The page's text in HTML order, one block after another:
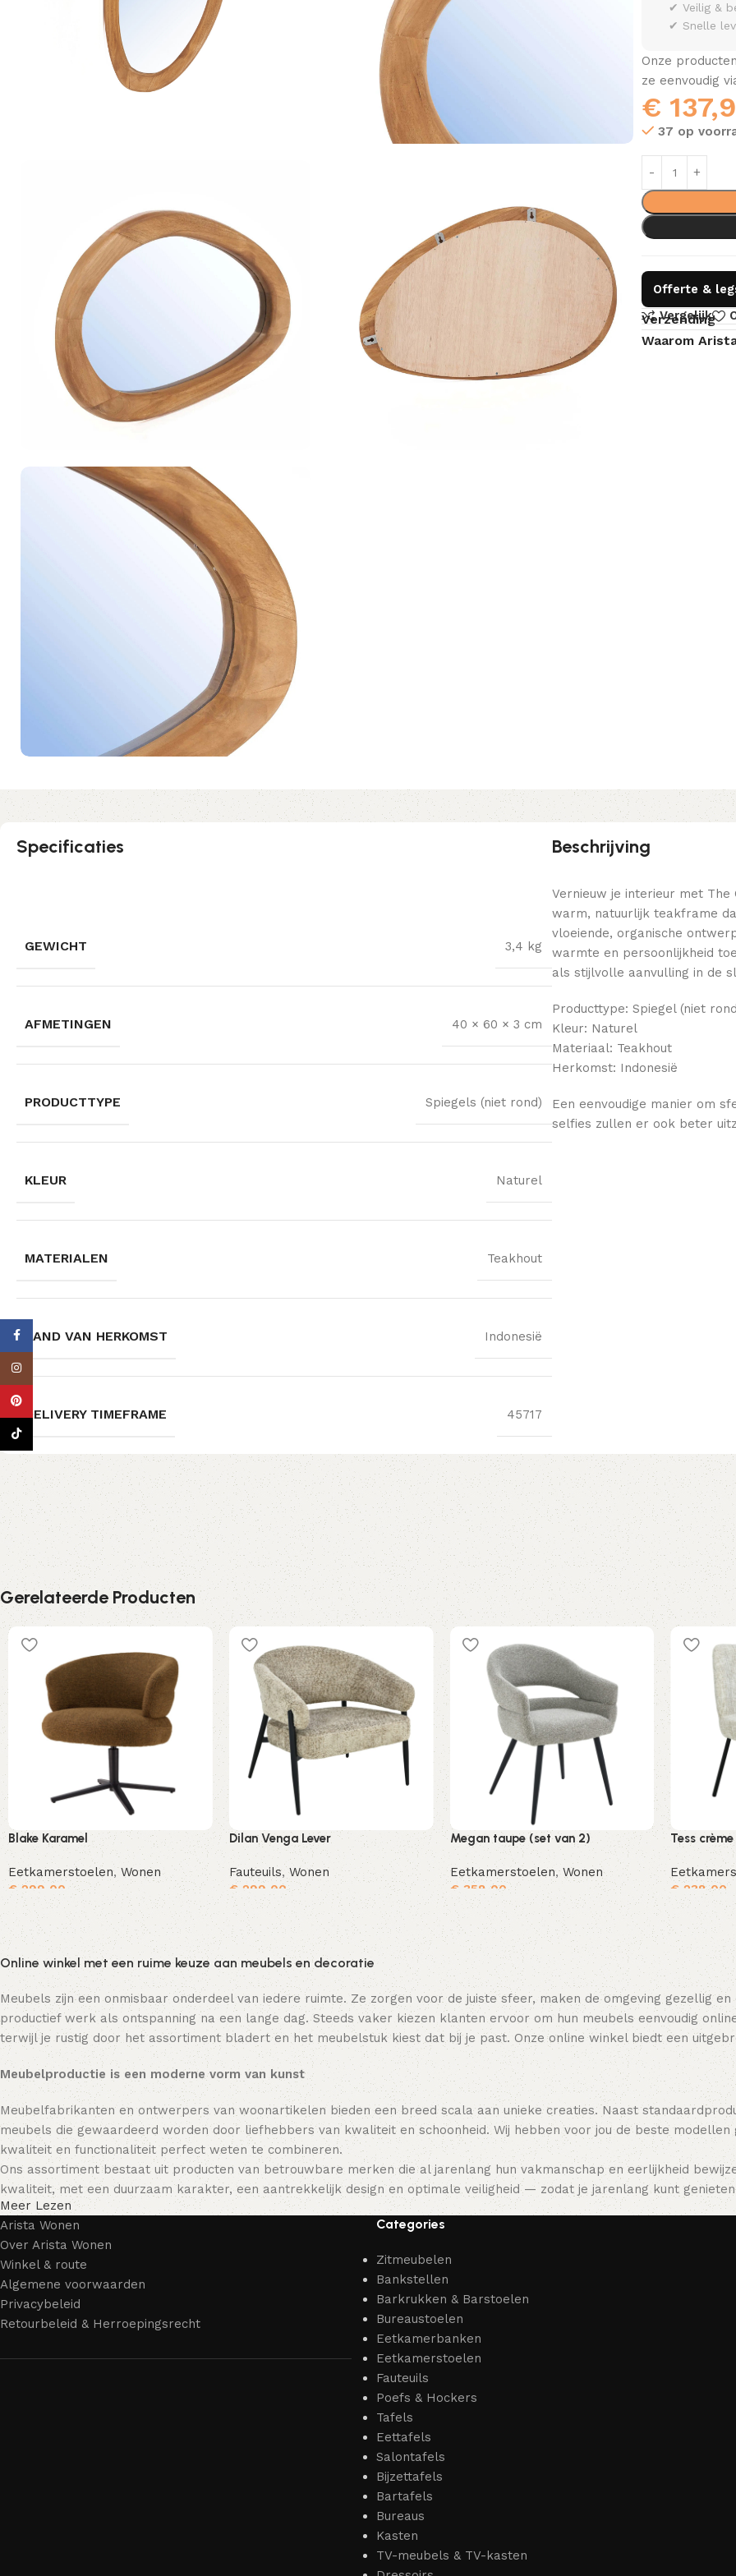
✔ Veilig &
✔ Snelle
Onze
ze eenvoudig
€
37 op
Offerte &
Vergelijk
Verzending
Waarom
Specificaties
GEWICHT 3,4 kg
AFMETINGEN 40 × 60 × 3 cm
PRODUCTTYPE Spiegels (niet rond)
KLEUR Naturel
MATERIALEN Teakhout
LAND VAN HERKOMST Indonesië
DELIVERY TIMEFRAME 45717
Beschrijving
Vernieuw je interieur met
warm, natuurlijk teakframe
vloeiende, organische
warmte en persoonlijkheid
als stijlvolle aanvulling in de
Producttype: Spiegel (niet
Kleur: Naturel
Materiaal: Teakhout
Herkomst: Indonesië
Een eenvoudige manier om
selfies zullen er ook beter
Gerelateerde Producten
Blake Karamel
Eetkamerstoelen,Wonen
€ 299,00
Dilan Venga Lever
Fauteuils,Wonen
€ 299,00
Megan taupe (set van 2)
Eetkamerstoelen,Wonen
€ 358,00
Toevoegen aan winkelwagen
Tess
€ 238,00
Online winkel met een ruime keuze aan meubels en decoratie
Meubels zijn een onmisbaar onderdeel van iedere ruimte. Ze zorgen voor de juiste sfeer, maken de omgeving gezellig
productief werk als ontspanning na een lange dag. Steeds vaker kiezen klanten ervoor om hun meubels eenvoudig
terwijl je rustig door het assortiment bladert en het meubelstuk kiest dat bij je past. Onze online winkel biedt een
Meubelproductie is een moderne vorm van kunst
Meubelfabrikanten en ontwerpers van woonartikelen bieden een breed scala aan unieke creaties. Naast
meubels die gewaardeerd worden door liefhebbers van kwaliteit en schoonheid. Wij hebben voor jou de beste
kwaliteit en functionaliteit perfect weten te combineren.
Ons assortiment bestaat uit producten van betrouwbare merken die al jarenlang hun vakmanschap en eerlijkheid
kwaliteit, met een duurzaam karakter, een aantrekkelijk design en optimale veiligheid — zodat je jarenlang kunt
Meer Lezen
Arista Wonen
Over Arista Wonen
Winkel & route
Algemene voorwaarden
Privacybeleid
Retourbeleid & Herroepingsrecht
Categories
Zitmeubelen
Bankstellen
Barkrukken & Barstoelen
Bureaustoelen
Eetkamerbanken
Eetkamerstoelen
Fauteuils
Poefs & Hockers
Tafels
Eettafels
Salontafels
Bijzettafels
Bartafels
Bureaus
Kasten
TV-meubels & TV-kasten
Facebook